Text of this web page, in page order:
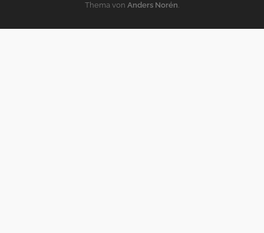
Thema von Anders Norén.